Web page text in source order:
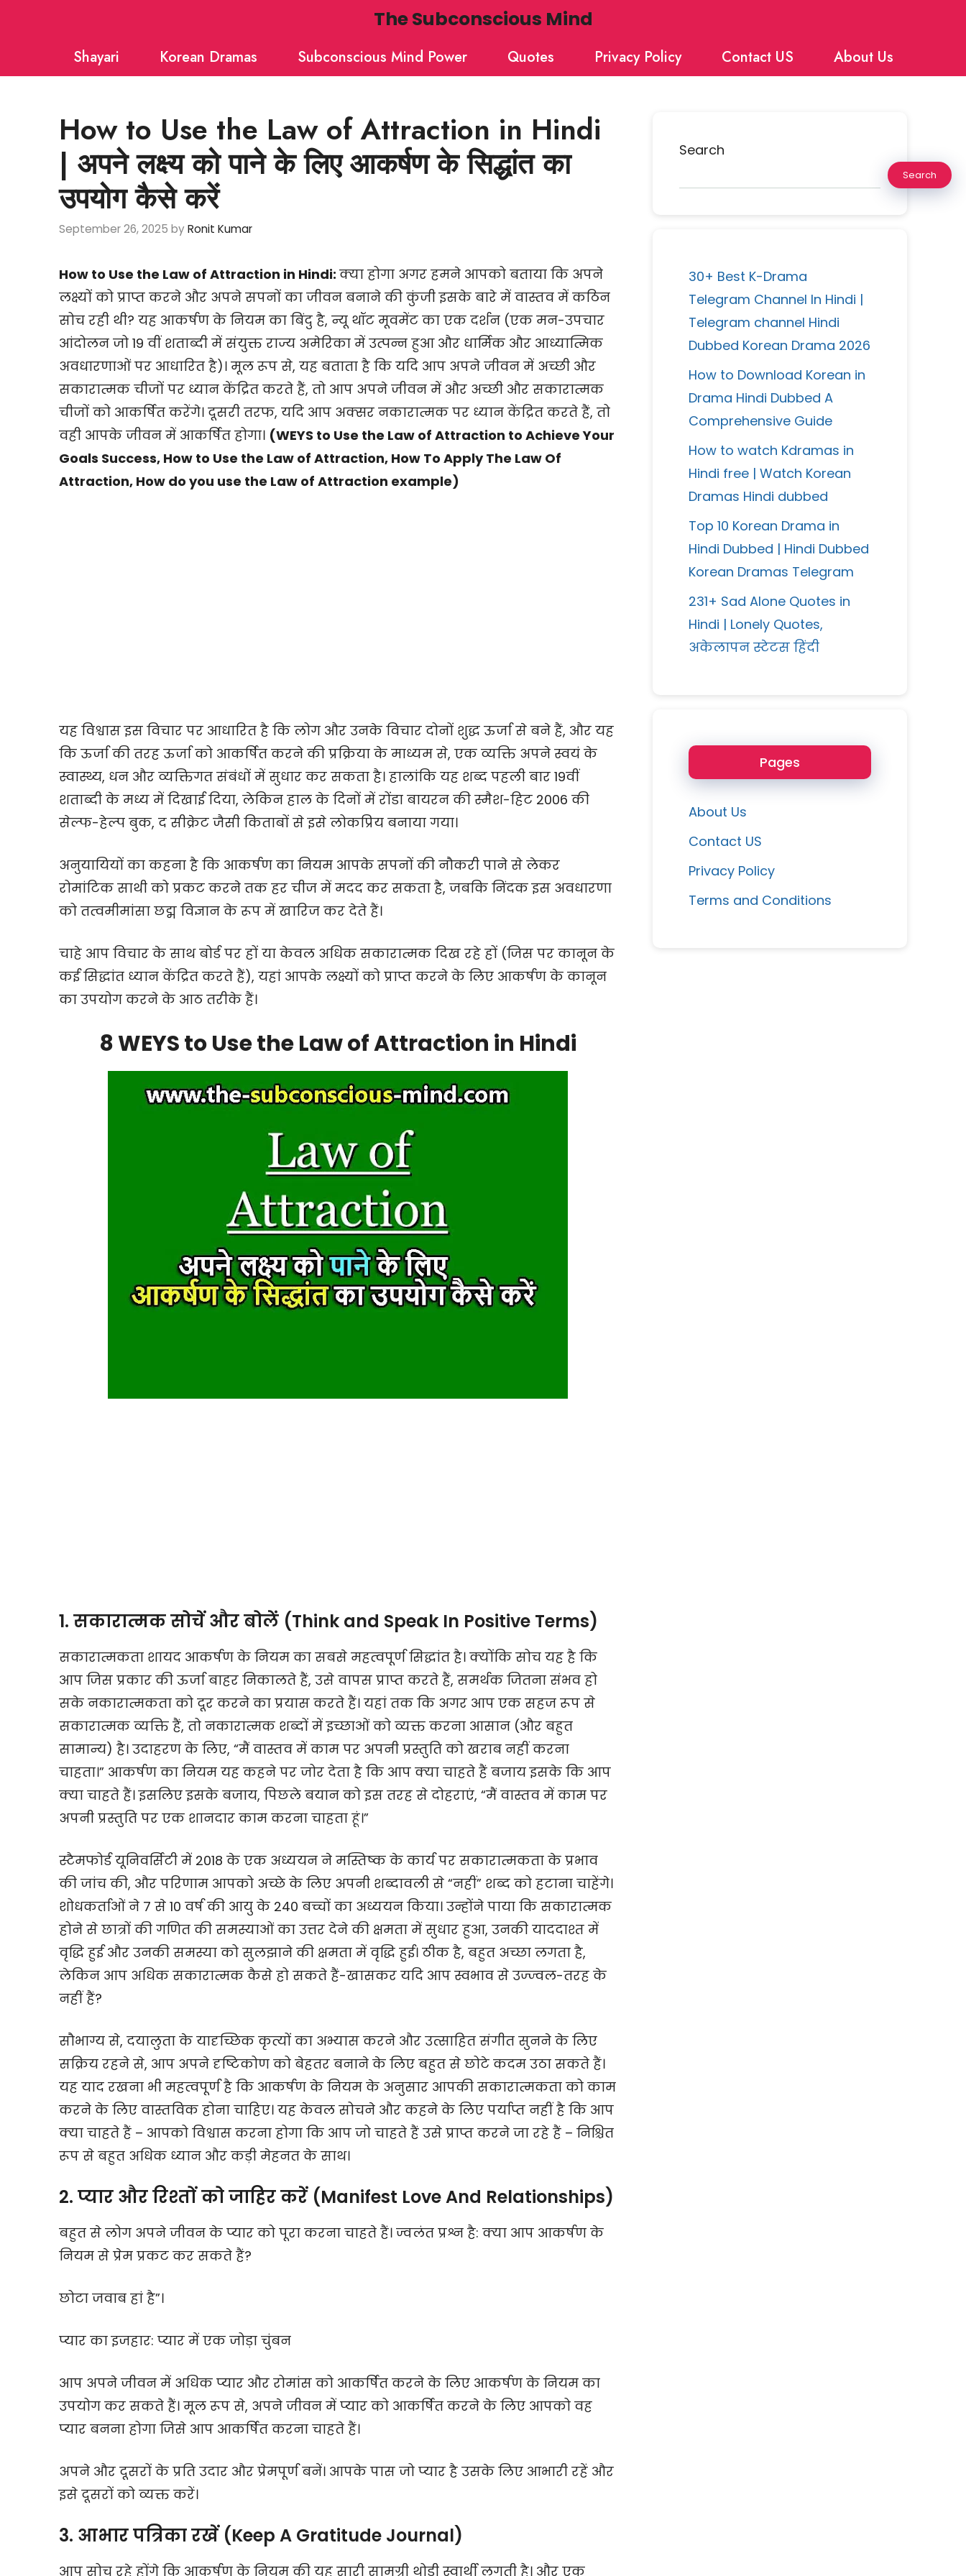
The Subconscious Mind
Shayari Korean Dramas Subconscious Mind Power Quotes Privacy Policy Contact US About Us
How to Use the Law of Attraction in Hindi
| अपने लक्ष्य को पाने के लिए आकर्षण के सिद्धांत का
उपयोग कैसे करें
September 26, 2025 by Ronit Kumar
How to Use the Law of Attraction in Hindi: क्या होगा अगर हमने आपको बताया कि अपने
लक्ष्यों को प्राप्त करने और अपने सपनों का जीवन बनाने की कुंजी इसके बारे में वास्तव में कठिन
सोच रही थी? यह आकर्षण के नियम का बिंदु है, न्यू थॉट मूवमेंट का एक दर्शन (एक मन-उपचार
आंदोलन जो 19 वीं शताब्दी में संयुक्त राज्य अमेरिका में उत्पन्न हुआ और धार्मिक और आध्यात्मिक
अवधारणाओं पर आधारित है)। मूल रूप से, यह बताता है कि यदि आप अपने जीवन में अच्छी और
सकारात्मक चीजों पर ध्यान केंद्रित करते हैं, तो आप अपने जीवन में और अच्छी और सकारात्मक
चीजों को आकर्षित करेंगे। दूसरी तरफ, यदि आप अक्सर नकारात्मक पर ध्यान केंद्रित करते हैं, तो
वही आपके जीवन में आकर्षित होगा। (WEYS to Use the Law of Attraction to Achieve Your
Goals Success, How to Use the Law of Attraction, How To Apply The Law Of
Attraction, How do you use the Law of Attraction example)
यह विश्वास इस विचार पर आधारित है कि लोग और उनके विचार दोनों शुद्ध ऊर्जा से बने हैं, और यह
कि ऊर्जा की तरह ऊर्जा को आकर्षित करने की प्रक्रिया के माध्यम से, एक व्यक्ति अपने स्वयं के
स्वास्थ्य, धन और व्यक्तिगत संबंधों में सुधार कर सकता है। हालांकि यह शब्द पहली बार 19वीं
शताब्दी के मध्य में दिखाई दिया, लेकिन हाल के दिनों में रोंडा बायरन की स्मैश-हिट 2006 की
सेल्फ-हेल्प बुक, द सीक्रेट जैसी किताबों से इसे लोकप्रिय बनाया गया।
अनुयायियों का कहना है कि आकर्षण का नियम आपके सपनों की नौकरी पाने से लेकर
रोमांटिक साथी को प्रकट करने तक हर चीज में मदद कर सकता है, जबकि निंदक इस अवधारणा
को तत्वमीमांसा छद्म विज्ञान के रूप में खारिज कर देते हैं।
चाहे आप विचार के साथ बोर्ड पर हों या केवल अधिक सकारात्मक दिख रहे हों (जिस पर कानून के
कई सिद्धांत ध्यान केंद्रित करते हैं), यहां आपके लक्ष्यों को प्राप्त करने के लिए आकर्षण के कानून
का उपयोग करने के आठ तरीके हैं।
8 WEYS to Use the Law of Attraction in Hindi
1. सकारात्मक सोचें और बोलें (Think and Speak In Positive Terms)
सकारात्मकता शायद आकर्षण के नियम का सबसे महत्वपूर्ण सिद्धांत है। क्योंकि सोच यह है कि
आप जिस प्रकार की ऊर्जा बाहर निकालते हैं, उसे वापस प्राप्त करते हैं, समर्थक जितना संभव हो
सके नकारात्मकता को दूर करने का प्रयास करते हैं। यहां तक ​​कि अगर आप एक सहज रूप से
सकारात्मक व्यक्ति हैं, तो नकारात्मक शब्दों में इच्छाओं को व्यक्त करना आसान (और बहुत
सामान्य) है। उदाहरण के लिए, “मैं वास्तव में काम पर अपनी प्रस्तुति को खराब नहीं करना
चाहता।” आकर्षण का नियम यह कहने पर जोर देता है कि आप क्या चाहते हैं बजाय इसके कि आप
क्या चाहते हैं। इसलिए इसके बजाय, पिछले बयान को इस तरह से दोहराएं, “मैं वास्तव में काम पर
अपनी प्रस्तुति पर एक शानदार काम करना चाहता हूं।”
स्टैमफोर्ड यूनिवर्सिटी में 2018 के एक अध्ययन ने मस्तिष्क के कार्य पर सकारात्मकता के प्रभाव
की जांच की, और परिणाम आपको अच्छे के लिए अपनी शब्दावली से “नहीं” शब्द को हटाना चाहेंगे।
शोधकर्ताओं ने 7 से 10 वर्ष की आयु के 240 बच्चों का अध्ययन किया। उन्होंने पाया कि सकारात्मक
होने से छात्रों की गणित की समस्याओं का उत्तर देने की क्षमता में सुधार हुआ, उनकी याददाश्त में
वृद्धि हुई और उनकी समस्या को सुलझाने की क्षमता में वृद्धि हुई। ठीक है, बहुत अच्छा लगता है,
लेकिन आप अधिक सकारात्मक कैसे हो सकते हैं-खासकर यदि आप स्वभाव से उज्ज्वल-तरह के
नहीं हैं?
सौभाग्य से, दयालुता के यादृच्छिक कृत्यों का अभ्यास करने और उत्साहित संगीत सुनने के लिए
सक्रिय रहने से, आप अपने दृष्टिकोण को बेहतर बनाने के लिए बहुत से छोटे कदम उठा सकते हैं।
यह याद रखना भी महत्वपूर्ण है कि आकर्षण के नियम के अनुसार आपकी सकारात्मकता को काम
करने के लिए वास्तविक होना चाहिए। यह केवल सोचने और कहने के लिए पर्याप्त नहीं है कि आप
क्या चाहते हैं – आपको विश्वास करना होगा कि आप जो चाहते हैं उसे प्राप्त करने जा रहे हैं – निश्चित
रूप से बहुत अधिक ध्यान और कड़ी मेहनत के साथ।
2. प्यार और रिश्तों को जाहिर करें (Manifest Love And Relationships)
बहुत से लोग अपने जीवन के प्यार को पूरा करना चाहते हैं। ज्वलंत प्रश्न है: क्या आप आकर्षण के
नियम से प्रेम प्रकट कर सकते हैं?
छोटा जवाब हां है”।
प्यार का इजहार: प्यार में एक जोड़ा चुंबन
आप अपने जीवन में अधिक प्यार और रोमांस को आकर्षित करने के लिए आकर्षण के नियम का
उपयोग कर सकते हैं। मूल रूप से, अपने जीवन में प्यार को आकर्षित करने के लिए आपको वह
प्यार बनना होगा जिसे आप आकर्षित करना चाहते हैं।
अपने और दूसरों के प्रति उदार और प्रेमपूर्ण बनें। आपके पास जो प्यार है उसके लिए आभारी रहें और
इसे दूसरों को व्यक्त करें।
3. आभार पत्रिका रखें (Keep A Gratitude Journal)
आप सोच रहे होंगे कि आकर्षण के नियम की यह सारी सामग्री थोड़ी स्वार्थी लगती है। और एक
Search
Search
30+ Best K-Drama
Telegram Channel In Hindi |
Telegram channel Hindi
Dubbed Korean Drama 2026
How to Download Korean in
Drama Hindi Dubbed A
Comprehensive Guide
How to watch Kdramas in
Hindi free | Watch Korean
Dramas Hindi dubbed
Top 10 Korean Drama in
Hindi Dubbed | Hindi Dubbed
Korean Dramas Telegram
231+ Sad Alone Quotes in
Hindi | Lonely Quotes,
अकेलापन स्टेटस हिंदी
Pages
About Us
Contact US
Privacy Policy
Terms and Conditions